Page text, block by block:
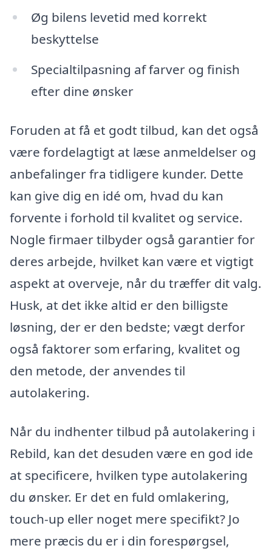
Øg bilens levetid med korrekt
beskyttelse
Specialtilpasning af farver og finish
efter dine ønsker
Foruden at få et godt tilbud, kan det også
være fordelagtigt at læse anmeldelser og
anbefalinger fra tidligere kunder. Dette
kan give dig en idé om, hvad du kan
forvente i forhold til kvalitet og service.
Nogle firmaer tilbyder også garantier for
deres arbejde, hvilket kan være et vigtigt
aspekt at overveje, når du træffer dit valg.
Husk, at det ikke altid er den billigste
løsning, der er den bedste; vægt derfor
også faktorer som erfaring, kvalitet og
den metode, der anvendes til
autolakering.
Når du indhenter tilbud på autolakering i
Rebild, kan det desuden være en god ide
at specificere, hvilken type autolakering
du ønsker. Er det en fuld omlakering,
touch-up eller noget mere specifikt? Jo
mere præcis du er i din forespørgsel,